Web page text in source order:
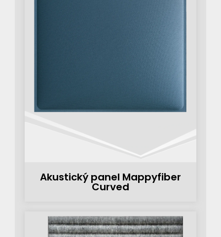
Akustický panel Mappyfiber
Curved